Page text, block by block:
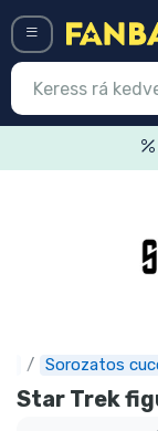
Sorozatos
Star Trek
Legújabb
Express